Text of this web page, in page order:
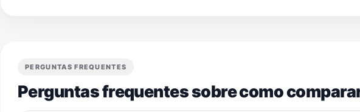
PERGUNTAS FREQUENTES
Perguntas frequentes sobre como